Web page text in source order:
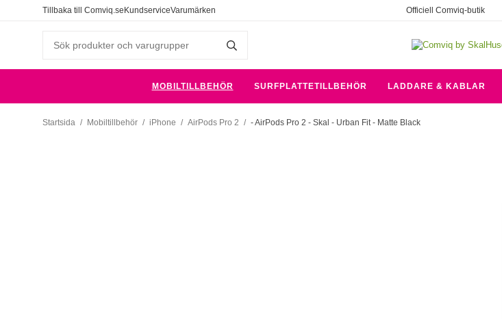
Tillbaka till Comviq.seKundserviceVarumärken Officiell Comviq-butik
MOBILTILLBEHÖR SURFPLATTETILLBEHÖR LADDARE & KABLAR
Startsida / Mobiltillbehör / iPhone / AirPods Pro 2 / - AirPods Pro 2 - Skal - Urban Fit - Matte Black